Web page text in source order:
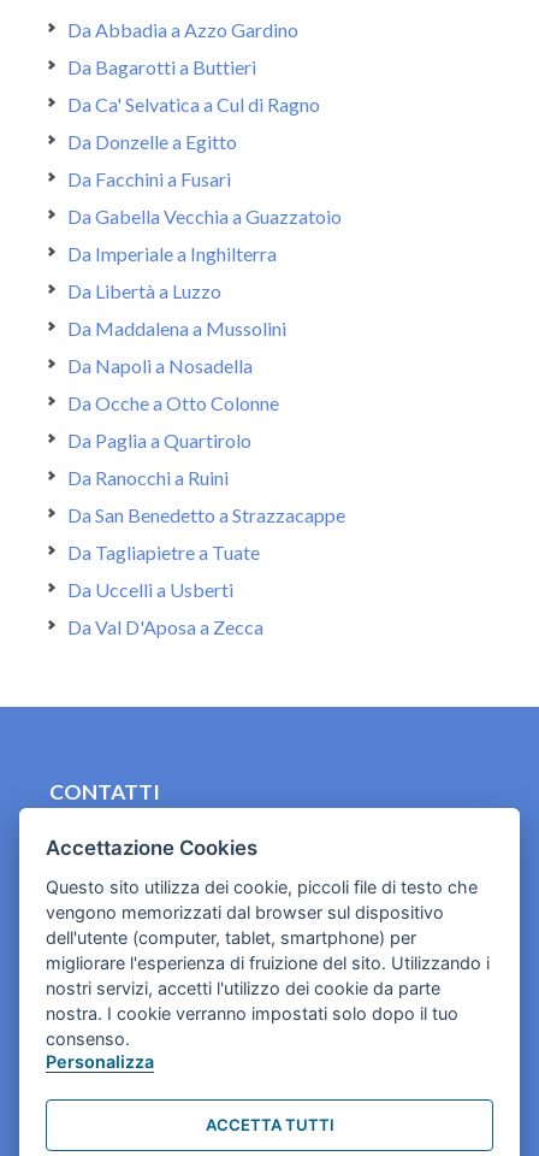
Da Abbadia a Azzo Gardino
Da Bagarotti a Buttieri
Da Ca' Selvatica a Cul di Ragno
Da Donzelle a Egitto
Da Facchini a Fusari
Da Gabella Vecchia a Guazzatoio
Da Imperiale a Inghilterra
Da Libertà a Luzzo
Da Maddalena a Mussolini
Da Napoli a Nosadella
Da Ocche a Otto Colonne
Da Paglia a Quartirolo
Da Ranocchi a Ruini
Da San Benedetto a Strazzacappe
Da Tagliapietre a Tuate
Da Uccelli a Usberti
Da Val D'Aposa a Zecca
CONTATTI
Cookies e informativa privacy
Accettazione Cookies
Questo sito utilizza dei cookie, piccoli file di testo che
vengono memorizzati dal browser sul dispositivo
dell'utente (computer, tablet, smartphone) per
migliorare l'esperienza di fruizione del sito. Utilizzando i
nostri servizi, accetti l'utilizzo dei cookie da parte
nostra. I cookie verranno impostati solo dopo il tuo
consenso.
Personalizza
ACCETTA TUTTI